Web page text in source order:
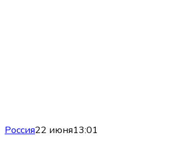
Россия22 июня13:01